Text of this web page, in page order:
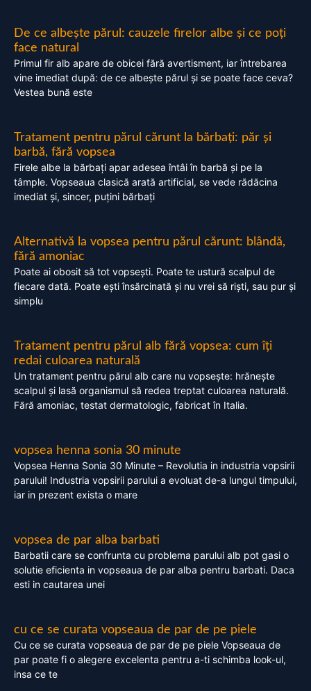
De ce albește părul: cauzele firelor albe și ce poți
face natural
Primul fir alb apare de obicei fără avertisment, iar întrebarea
vine imediat după: de ce albește părul și se poate face ceva?
Vestea bună este
Tratament pentru părul cărunt la bărbați: păr și
barbă, fără vopsea
Firele albe la bărbați apar adesea întâi în barbă și pe la
tâmple. Vopseaua clasică arată artificial, se vede rădăcina
imediat și, sincer, puțini bărbați
Alternativă la vopsea pentru părul cărunt: blândă,
fără amoniac
Poate ai obosit să tot vopsești. Poate te ustură scalpul de
fiecare dată. Poate ești însărcinată și nu vrei să riști, sau pur și
simplu
Tratament pentru părul alb fără vopsea: cum îți
redai culoarea naturală
Un tratament pentru părul alb care nu vopsește: hrănește
scalpul și lasă organismul să redea treptat culoarea naturală.
Fără amoniac, testat dermatologic, fabricat în Italia.
vopsea henna sonia 30 minute
Vopsea Henna Sonia 30 Minute – Revolutia in industria vopsirii
parului! Industria vopsirii parului a evoluat de-a lungul timpului,
iar in prezent exista o mare
vopsea de par alba barbati
Barbatii care se confrunta cu problema parului alb pot gasi o
solutie eficienta in vopseaua de par alba pentru barbati. Daca
esti in cautarea unei
cu ce se curata vopseaua de par de pe piele
Cu ce se curata vopseaua de par de pe piele Vopseaua de
par poate fi o alegere excelenta pentru a-ti schimba look-ul,
insa ce te